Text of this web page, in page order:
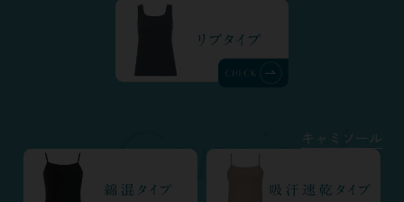
キャミソール